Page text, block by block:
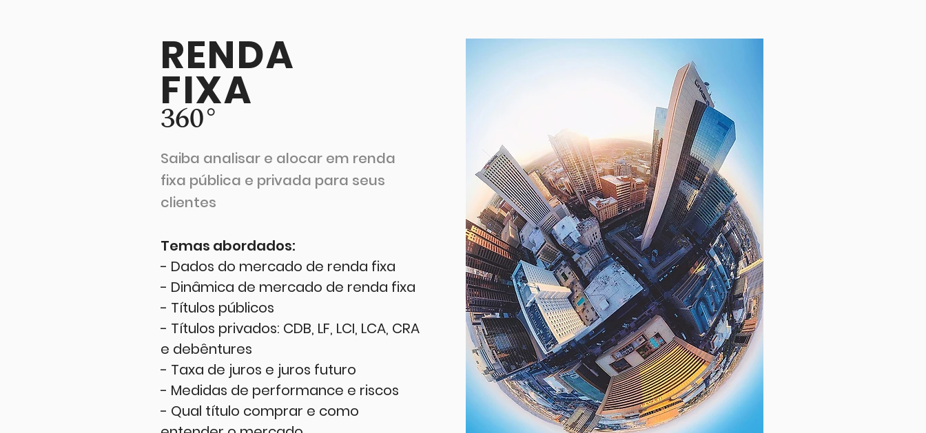
360°
RENDA
FIXA
Saiba analisar e alocar em renda
fixa pública e privada para seus
clientes
Temas abordados:
- Dados do mercado de renda fixa
- Dinâmica de mercado de renda fixa
- Títulos públicos
- Títulos privados: CDB, LF, LCI, LCA, CRA
e debêntures
- Taxa de juros e juros futuro
- Medidas de performance e riscos
- Qual título comprar e como